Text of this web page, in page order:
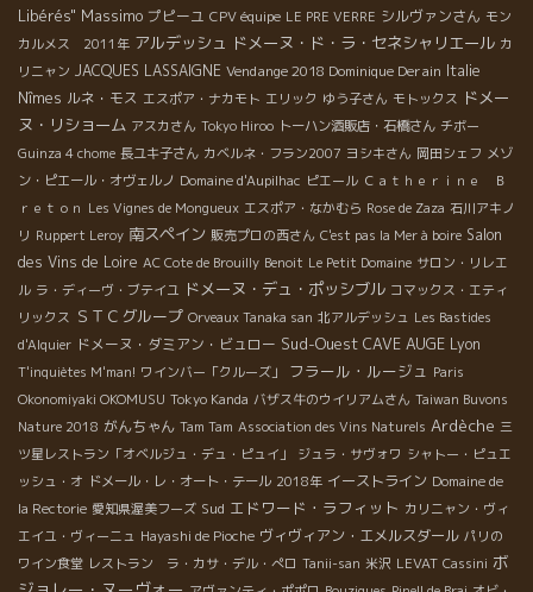
Libérés" Massimo プピーユ CPV équipe LE PRE VERRE シルヴァンさん モン
カルメス 2011年 アルデッシュ ドメーヌ・ド・ラ・セネシャリエール カ
リニャン JACQUES LASSAIGNE Vendange 2018 Dominique Derain Italie
Nîmes ルネ・モス エスポア・ナカモト エリック ゆう子さん モトックス ドメー
ヌ・リショーム アスカさん Tokyo Hiroo トーハン酒販店・石橋さん チボー
Guinza 4 chome 長ユキ子さん カベルネ・フラン2007 ヨシキさん 岡田シェフ メゾ
ン・ピエール・オヴェルノ Domaine d'Aupilhac ピエール Ｃａｔｈｅｒｉｎｅ Ｂ
ｒｅｔｏｎ Les Vignes de Mongueux エスポア・なかむら Rose de Zaza 石川アキノ
リ Ruppert Leroy 南スペイン 販売プロの西さん C'est pas la Mer à boire Salon
des Vins de Loire AC Cote de Brouilly Benoit Le Petit Domaine サロン・リレエ
ル ラ・ディーヴ・ブテイユ ドメーヌ・デュ・ポッシブル コマックス・エティ
リックス ＳＴＣグループ Orveaux Tanaka san 北アルデッシュ Les Bastides
d'Alquier ドメーヌ・ダミアン・ビュロー Sud-Ouest CAVE AUGE Lyon
T'inquiètes M'man! ワインバー「クルーズ」 フラール・ルージュ Paris
Okonomiyaki OKOMUSU Tokyo Kanda バザス牛のウイリアムさん Taiwan Buvons
Nature 2018 がんちゃん Tam Tam Association des Vins Naturels Ardèche 三
ツ星レストラン「オベルジュ・デュ・ピュイ」
ジュラ・サヴォワ シャトー・ピュエ
ッシュ・オ ドメール・レ・オート・テール 2018年 イーストライン Domaine de
la Rectorie 愛知県渥美フーズ Sud エドワード・ラフィット カリニャン・ヴィ
エイユ・ヴィーニュ Hayashi de Pioche ヴィヴィアン・エメルスダール パリの
ワイン食堂 レストラン ラ・カサ・デル・ぺロ Tanii-san 米沢 LEVAT Cassini ボ